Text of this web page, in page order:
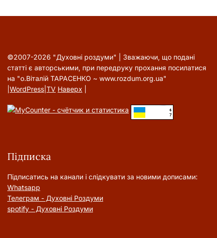
©2007-2026 "Духовні роздуми" | Зважаючи, що подані
статті є авторськими, при передруку прохання посилатися
на "о.Віталій ТАРАСЕНКО ~ www.rozdum.org.ua"
WordPress TV Наверх
Підписка
Підписатись на канали і слідкувати за новими дописами:
Whatsapp
Телеграм - Духовні Роздуми
spotify - Духовні Роздуми